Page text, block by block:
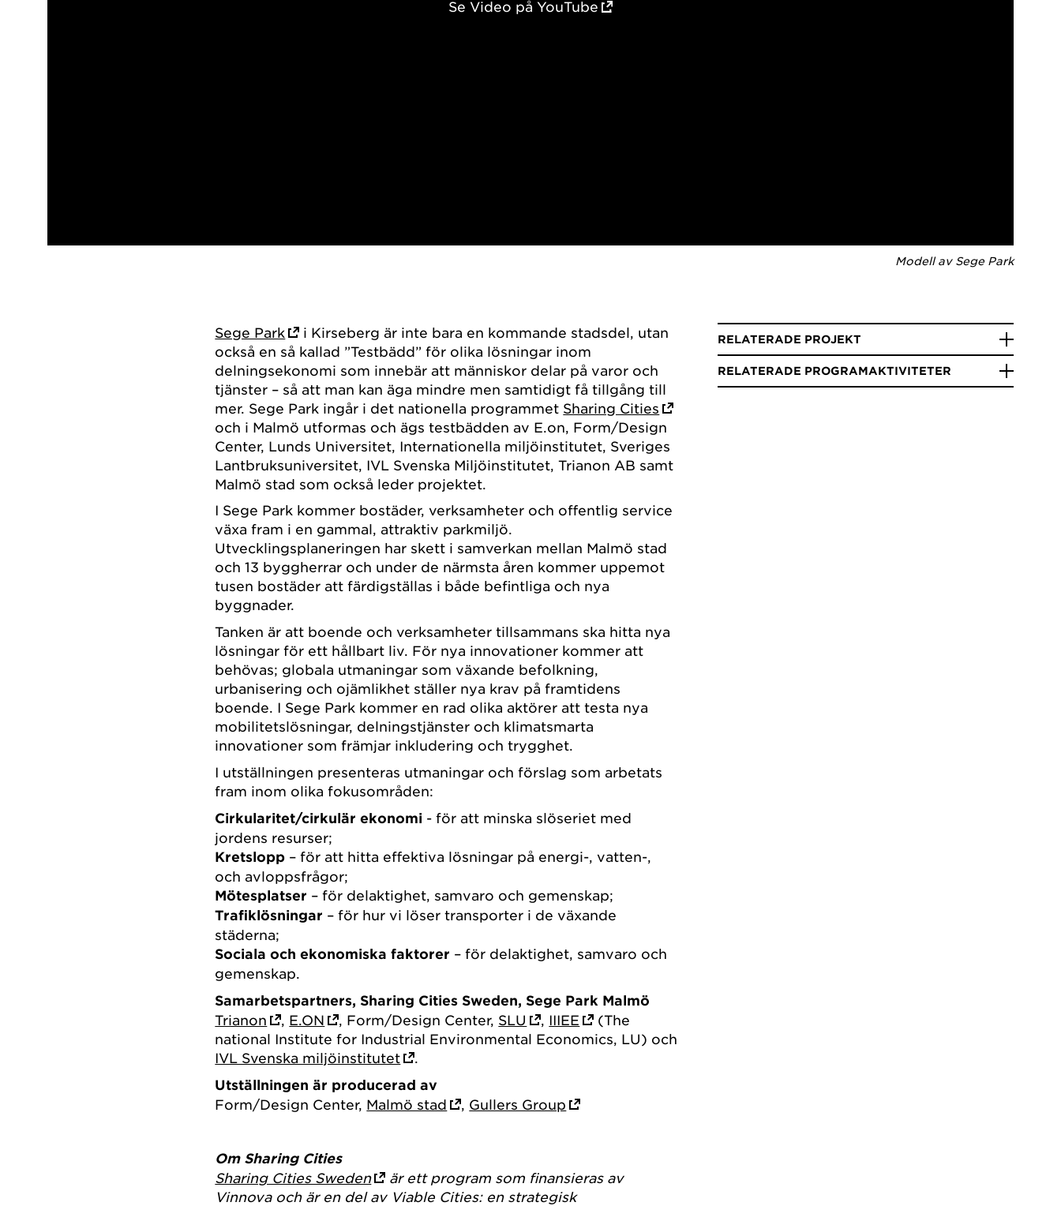
Se Video på YouTube
Modell av Sege Park
Sege Park
i Kirseberg är inte bara en kommande stadsdel, utan
också en så kallad ”Testbädd” för olika lösningar inom
delningsekonomi som innebär att människor delar på varor och
tjänster – så att man kan äga mindre men samtidigt få tillgång till
mer. Sege Park ingår i det nationella programmet Sharing Cities
och i Malmö utformas och ägs testbädden av E.on, Form/Design
Center, Lunds Universitet, Internationella miljöinstitutet, Sveriges
Lantbruksuniversitet, IVL Svenska Miljöinstitutet, Trianon AB samt
Malmö stad som också leder projektet.
I Sege Park kommer bostäder, verksamheter och offentlig service
växa fram i en gammal, attraktiv parkmiljö.
Utvecklingsplaneringen har skett i samverkan mellan Malmö stad
och 13 byggherrar och under de närmsta åren kommer uppemot
tusen bostäder att färdigställas i både befintliga och nya
byggnader.
Tanken är att boende och verksamheter tillsammans ska hitta nya
lösningar för ett hållbart liv. För nya innovationer kommer att
behövas; globala utmaningar som växande befolkning,
urbanisering och ojämlikhet ställer nya krav på framtidens
boende. I Sege Park kommer en rad olika aktörer att testa nya
mobilitetslösningar, delningstjänster och klimatsmarta
innovationer som främjar inkludering och trygghet.
I utställningen presenteras utmaningar och förslag som arbetats
fram inom olika fokusområden:
Cirkularitet/cirkulär ekonomi - för att minska slöseriet med
jordens resurser;
Kretslopp – för att hitta effektiva lösningar på energi-, vatten-,
och avloppsfrågor;
Mötesplatser – för delaktighet, samvaro och gemenskap;
Trafiklösningar – för hur vi löser transporter i de växande
städerna;
Sociala och ekonomiska faktorer – för delaktighet, samvaro och
gemenskap.
Samarbetspartners, Sharing Cities Sweden, Sege Park Malmö
Trianon , E.ON , Form/Design Center, SLU , IIIEE
(The
national Institute for Industrial Environmental Economics, LU) och
IVL Svenska miljöinstitutet
.
Utställningen är producerad av
Form/Design Center, Malmö stad , Gullers Group
Om Sharing Cities
Sharing Cities Sweden
är ett program som finansieras av
Vinnova och är en del av Viable Cities: en strategisk
RELATERADE PROJEKT
RELATERADE PROGRAMAKTIVITETER